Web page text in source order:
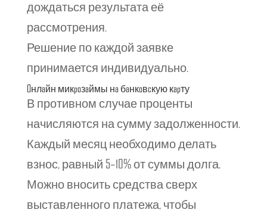
дождаться результата её
рассмотрения.
Решение по каждой заявке
принимается индивидуально.
Oнлaйн микpoзaймы нa бaнкoвcкую кapту
В противном случае проценты
начисляются на сумму задолженности.
Каждый месяц необходимо делать
взнос, равный 5–10% от суммы долга.
Можно вносить средства сверх
выставленного платежа, чтобы